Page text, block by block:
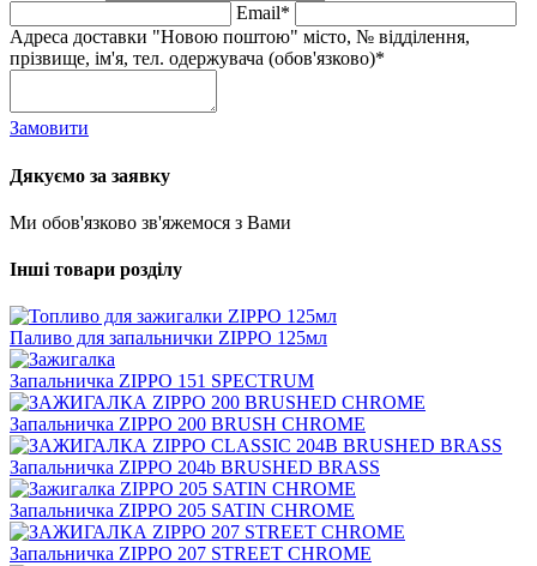
Email*
Адреса доставки "Новою поштою" місто, № відділення,
прізвище, ім'я, тел. одержувача (обов'язково)*
Замовити
Дякуємо за заявку
Ми обов'язково зв'яжемося з Вами
Інші товари розділу
Паливо для запальнички ZIPPO 125мл
Запальничка ZIPPO 151 SPECTRUM
Запальничка ZIPPO 200 BRUSH CHROME
Запальничка ZIPPO 204b BRUSHED BRASS
Запальничка ZIPPO 205 SATIN CHROME
Запальничка ZIPPO 207 STREET CHROME